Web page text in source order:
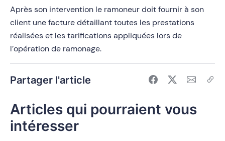
Après son intervention le ramoneur doit fournir à son
client une facture détaillant toutes les prestations
réalisées et les tarifications appliquées lors de
l’opération de ramonage.
Partager l'article
Articles qui pourraient vous
intéresser